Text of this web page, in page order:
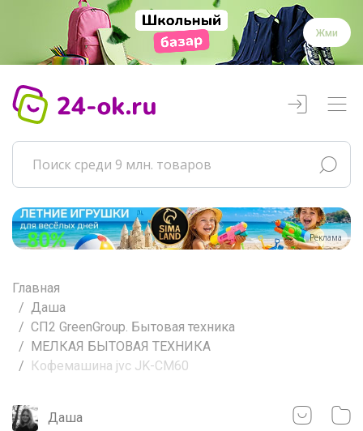
Жми
Реклама
Главная
Даша
СП2 GreenGroup. Бытовая техника
МЕЛКАЯ БЫТОВАЯ ТЕХНИКА
Кофемашина jvc JK-CM60
Даша